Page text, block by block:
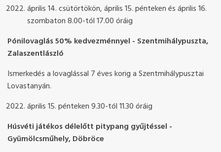
április 14. csütörtökön, április 15. pénteken és április 16.
szombaton 8.00-tól 17.00 óráig
Pónilovaglás 50% kedvezménnyel - Szentmihálypuszta,
Zalaszentlászló
Ismerkedés a lovaglással 7 éves korig a Szentmihálypusztai
Lovastanyán.
április 15. pénteken 9.30-tól 11.30 óráig
Húsvéti játékos délelőtt pitypang gyűjtéssel -
Gyümölcsműhely, Döbröce